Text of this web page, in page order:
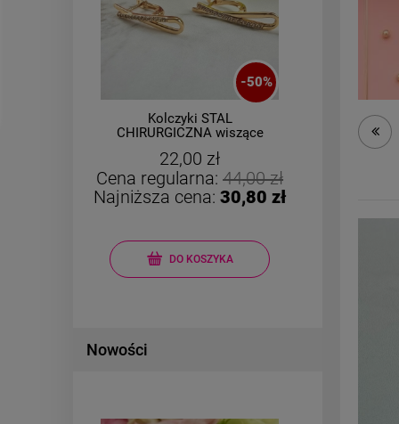
-50%
Kolczyki STAL
CHIRURGICZNA wiszące
22,00 zł
Cena regularna:44,00 zł
Najniższa cena:30,80 zł
DO KOSZYKA
Nowości